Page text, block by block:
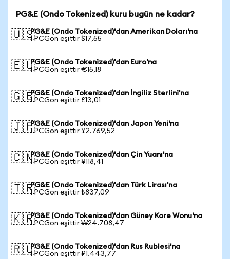
PG&E (Ondo Tokenized) kuru bugün ne kadar?
🇺🇸PG&E (Ondo Tokenized)'dan Amerikan Doları'na
1 PCGon eşittir $17,55
🇪🇺PG&E (Ondo Tokenized)'dan Euro'na
1 PCGon eşittir €15,18
🇬🇧PG&E (Ondo Tokenized)'dan İngiliz Sterlini'na
1 PCGon eşittir £13,01
🇯🇵PG&E (Ondo Tokenized)'dan Japon Yeni'na
1 PCGon eşittir ¥2.769,52
🇨🇳PG&E (Ondo Tokenized)'dan Çin Yuanı'na
1 PCGon eşittir ¥118,41
🇹🇷PG&E (Ondo Tokenized)'dan Türk Lirası'na
1 PCGon eşittir ₺837,09
🇰🇷PG&E (Ondo Tokenized)'dan Güney Kore Wonu'na
1 PCGon eşittir ₩24.708,47
🇷🇺PG&E (Ondo Tokenized)'dan Rus Rublesi'na
1 PCGon eşittir ₽1.443,77